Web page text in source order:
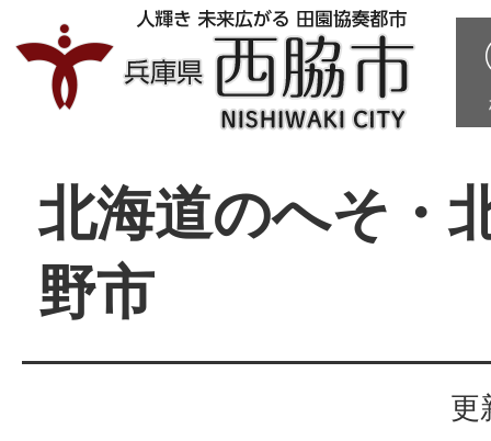
北海道のへそ・
野市
更